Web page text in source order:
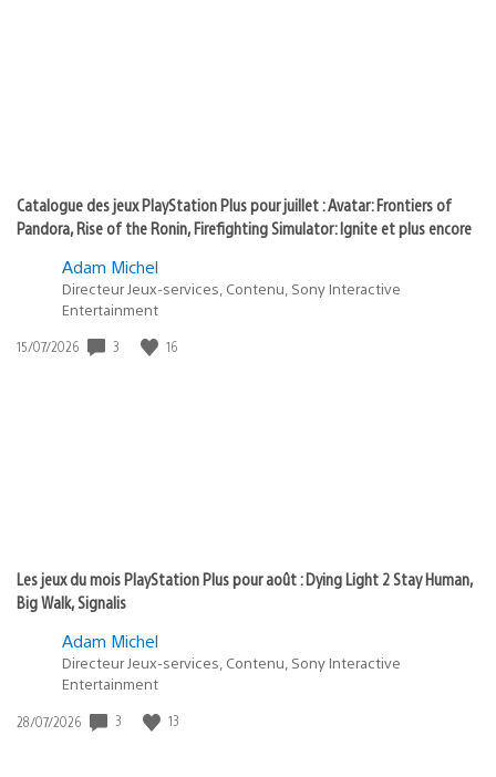
Catalogue des jeux PlayStation Plus pour juillet : Avatar: Frontiers of
Pandora, Rise of the Ronin, Firefighting Simulator: Ignite et plus encore
Adam Michel
Directeur Jeux-services, Contenu, Sony Interactive
Entertainment
Date
15/07/2026 3 16
Les jeux du mois PlayStation Plus pour août : Dying Light 2 Stay Human,
Big Walk, Signalis
Adam Michel
Directeur Jeux-services, Contenu, Sony Interactive
Entertainment
Date
28/07/2026 3 13